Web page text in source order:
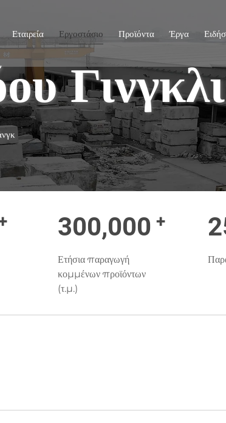
Εταιρεία Εργοστάσιο Προϊόντα Έργα
300,000 +
Ετήσια παραγωγή
κομμένων προϊόντων
(τ.μ.)